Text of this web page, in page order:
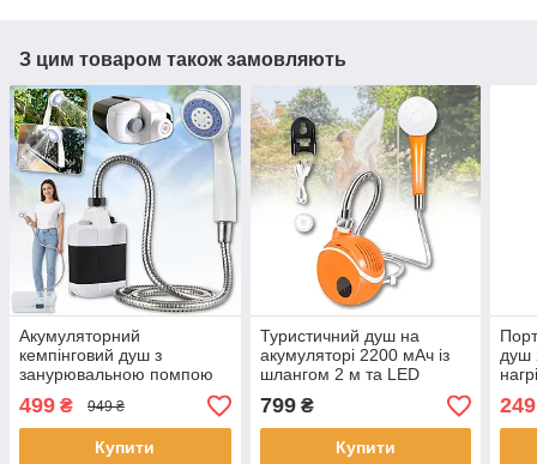
З цим товаром також замовляють
Акумуляторний
кемпінговий душ з
занурювальною помпою
499 ₴ 949 ₴
Купити
Туристичний душ на
акумуляторі 2200 мАч із
шлангом 2 м та LED
799₴
Купити
душ
249